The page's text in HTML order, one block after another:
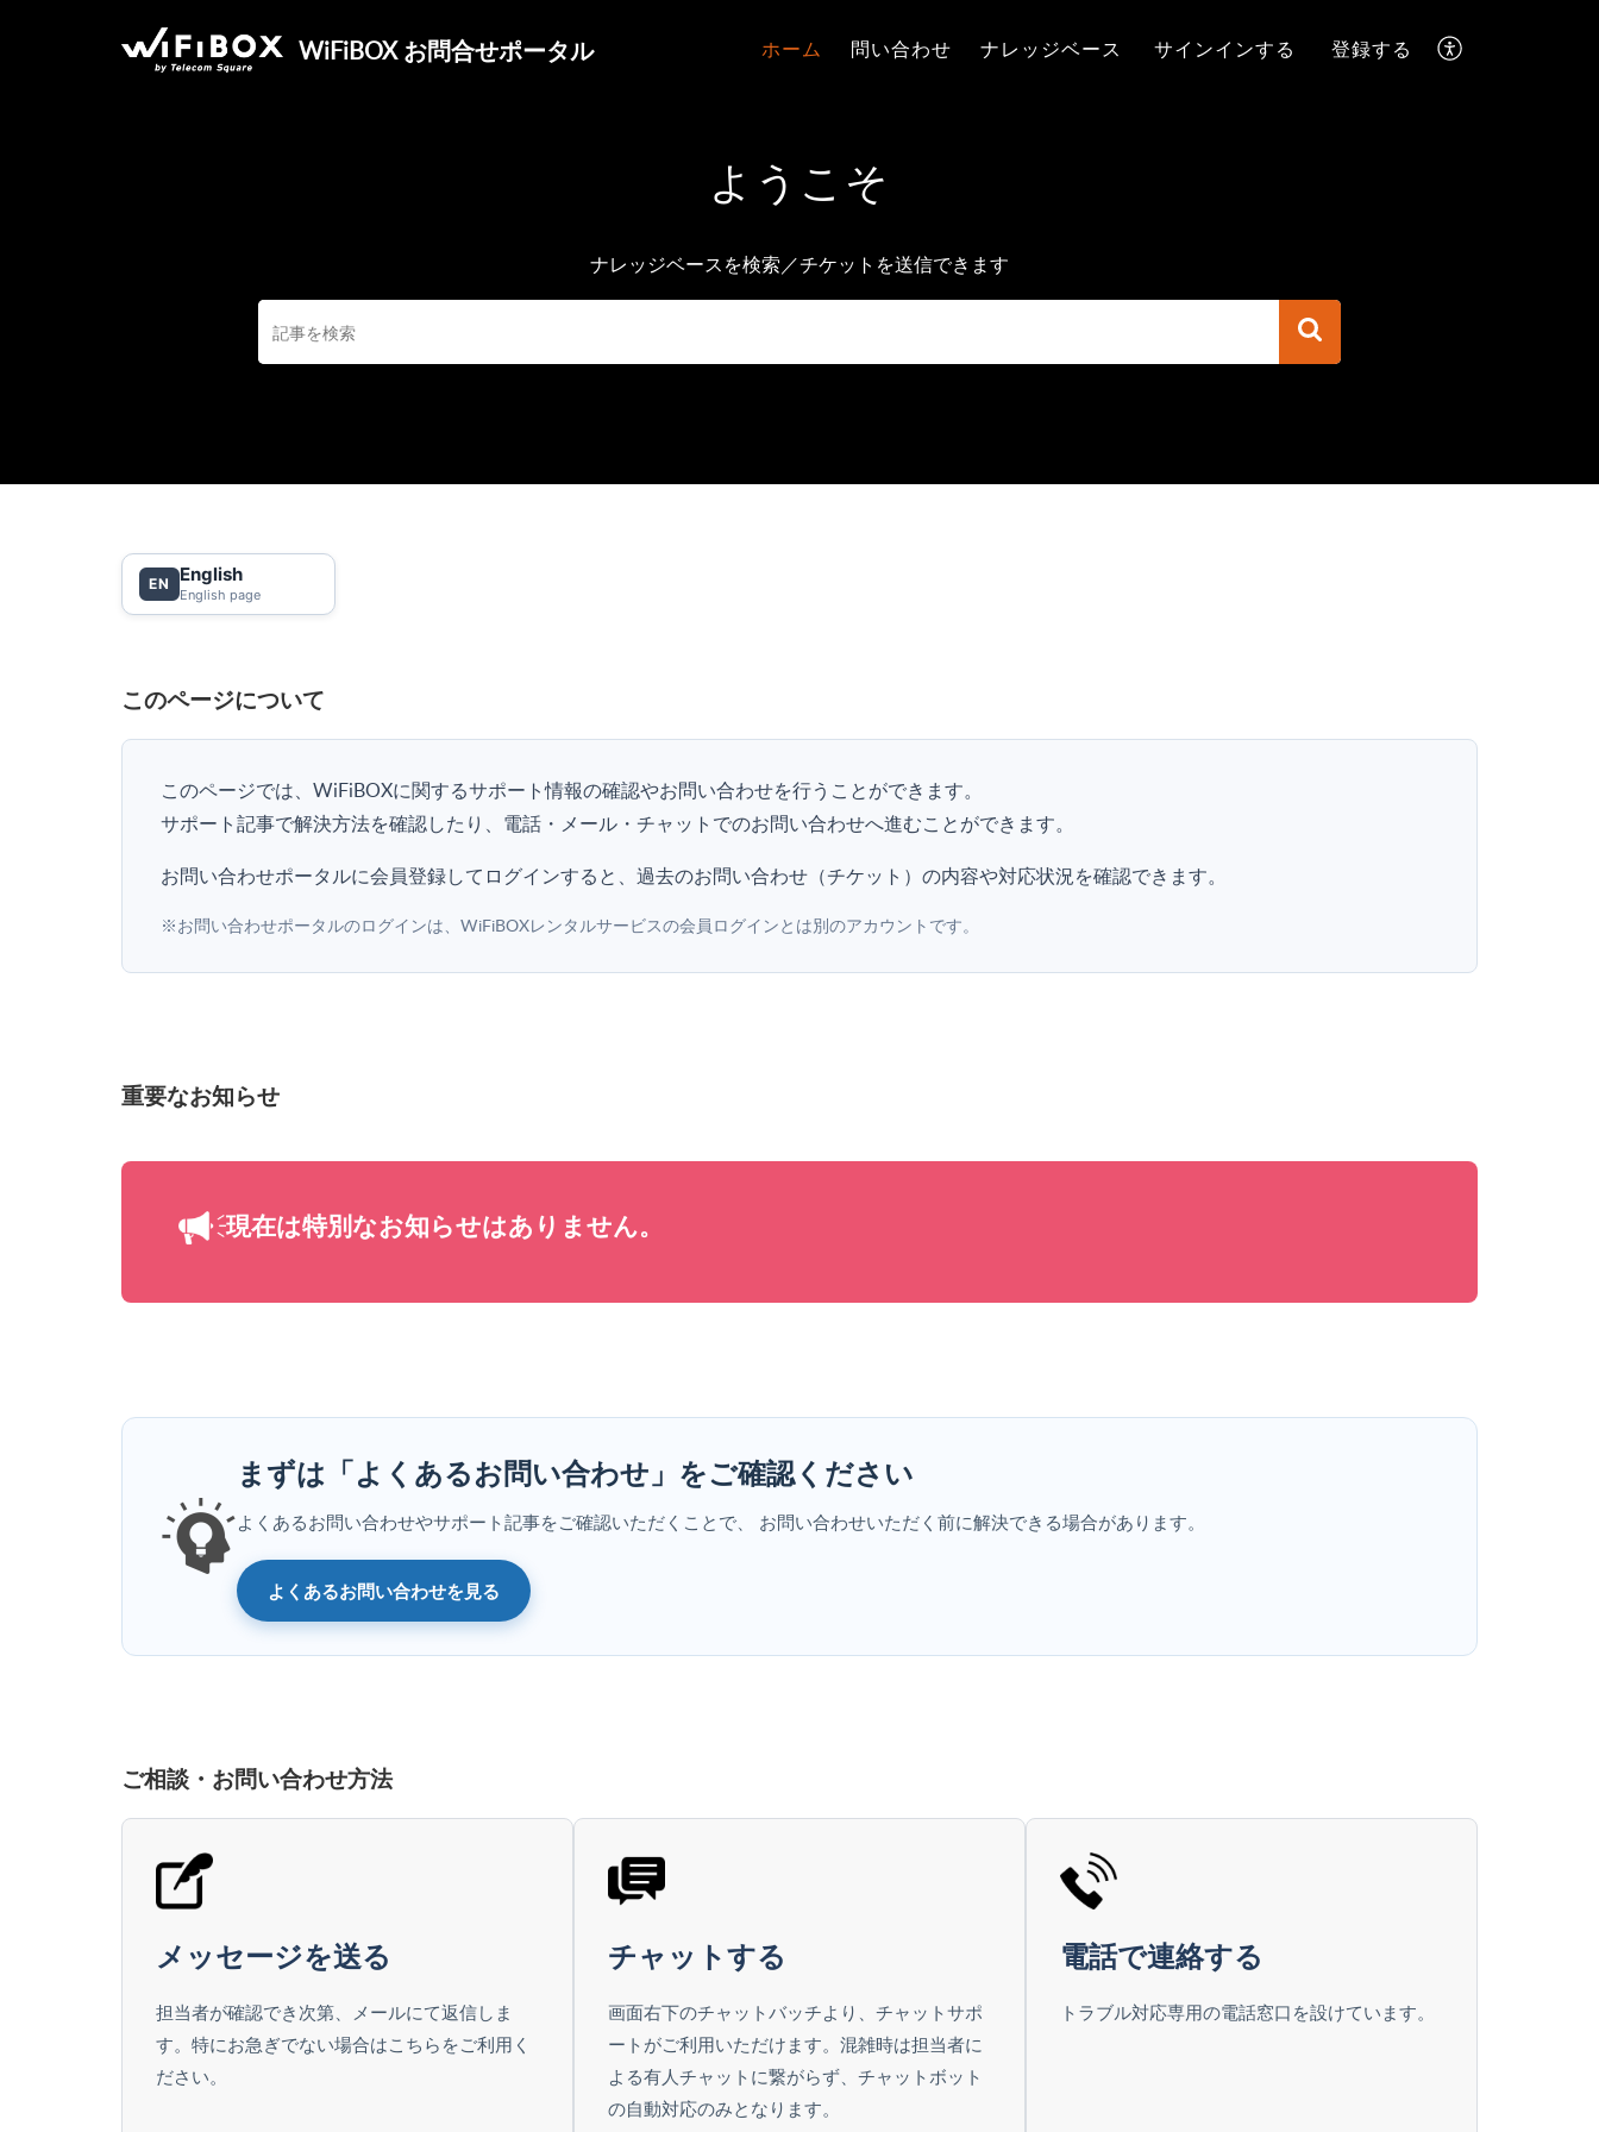
WiFiBOX お問合せポータル ホーム 問い合わせ ナレッジベース サインインする 登録する
ようこそ
ナレッジベースを検索／チケットを送信できます
EN English
English page
このページについて
このページでは、WiFiBOXに関するサポート情報の確認やお問い合わせを行うことができます。
サポート記事で解決方法を確認したり、電話・メール・チャットでのお問い合わせへ進むことができます。
お問い合わせポータルに会員登録してログインすると、過去のお問い合わせ（チケット）の内容や対応状況を確認できます。
※お問い合わせポータルのログインは、WiFiBOXレンタルサービスの会員ログインとは別のアカウントです。
重要なお知らせ
現在は特別なお知らせはありません。
まずは「よくあるお問い合わせ」をご確認ください
よくあるお問い合わせやサポート記事をご確認いただくことで、 お問い合わせいただく前に解決できる場合があります。
よくあるお問い合わせを見る
ご相談・お問い合わせ方法
メッセージを送る
担当者が確認でき次第、メールにて返信しま
す。特にお急ぎでない場合はこちらをご利用く
ださい。
チャットする
画面右下のチャットバッチより、チャットサポ
ートがご利用いただけます。混雑時は担当者に
よる有人チャットに繋がらず、チャットボット
の自動対応のみとなります。
電話で連絡する
トラブル対応専用の電話窓口を設けています。